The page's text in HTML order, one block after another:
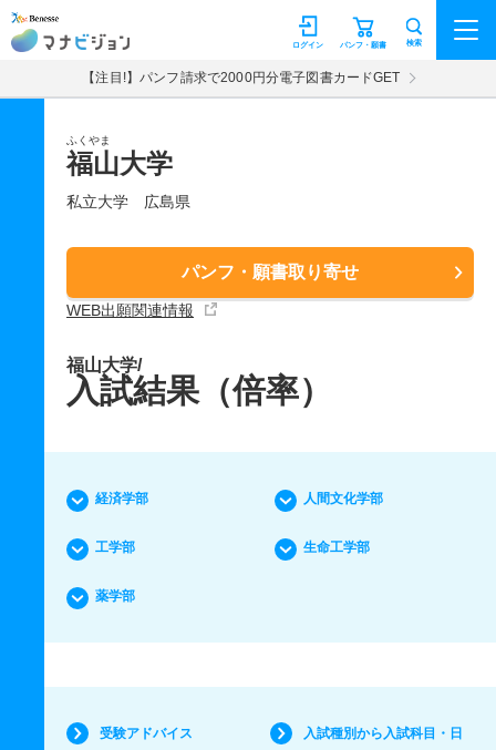
マナビジョン パンフ・願書
ログイン 検索
【注目!】パンフ請求で2000円分電子図書カードGET
ふくやま
福山大学
私立大学 広島県
パンフ・願書取り寄せ
WEB出願関連情報
福山大学/
入試結果（倍率）
経済学部 人間文化学部
工学部 生命工学部
薬学部
受験アドバイス
入試種別から入試科目・日